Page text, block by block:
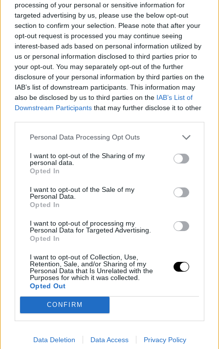
processing of your personal or sensitive information for
targeted advertising by us, please use the below opt-out
section to confirm your selection. Please note that after your
opt-out request is processed you may continue seeing
interest-based ads based on personal information utilized by
us or personal information disclosed to third parties prior to
your opt-out. You may separately opt-out of the further
disclosure of your personal information by third parties on the
IAB’s list of downstream participants. This information may
also be disclosed by us to third parties on the IAB’s List of
Downstream Participants that may further disclose it to other
Personal Data Processing Opt Outs
I want to opt-out of the Sharing of my
personal data.
Opted In
I want to opt-out of the Sale of my
Personal Data.
Opted In
I want to opt-out of processing my
Personal Data for Targeted Advertising.
Opted In
I want to opt-out of Collection, Use,
Retention, Sale, and/or Sharing of my
Personal Data that Is Unrelated with the
Purposes for which it was collected.
Opted Out
CONFIRM
Data Deletion Data Access Privacy Policy